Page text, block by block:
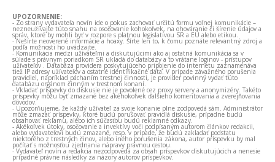
UPOZORNENIE:
- Zo strany vydavateľa novín ide o pokus zachovať určitú formu voľnej komunikácie –
nezneužívajte túto snahu na osočovanie kohokoľvek, na ohováranie či šírenie údajov a
správ, ktoré by mohli byť v rozpore s platnou legislatívou SR a EÚ alebo etikou.
- Nešírte neoverené informácie a hoaxy. Šírte len to, k čomu poznáte relevantný zdroj a
podľa možnosti ho uvádzajte.
- Komunikácia medzi užívateľmi a diskutujúcimi ako aj ostatná komunikácia sa v
súlade s právnym poriadkom SR ukladá do databázy a to vrátane loginov - prístupov
užívateľov . Databáza providera poskytujúceho pripojenie do internetu zaznamenáva
tiež IP adresy užívateľov a ostatné identifikačné dáta. V prípade závažného porušenia
pravidiel, napríklad páchaním trestnej činnosti, je provider povinný vydať túto
databázu orgánom činným v trestnom konaní.
- Vkladať príspevky do diskusie nie je povolené cez proxy servery a anonymizéry. Takéto
príspevky môžu byť zmazané bez akéhokoľvek ďalšieho komentovania a zverejňovania
dôvodov.
- Upozorňujeme, že každý užívateľ za svoje konanie plne zodpovedá sám. Administrátor
môže zmazať príspevky, ktoré budú porušovať pravidlá diskusie, prípadne budú
obsahovať reklamu, alebo ich súčasťou budú reklamné odkazy.
- Akékoľvek útoky, osočovanie a invektívy voči podpísaným autorom článkov redakcii,
alebo vydavateľovi budú zmazané, resp. v prípade, že budú zakladať podstatu
niektorého z trestných činov, alebo iného porušenia zákona, autor príspevku by mal
počítať s možnosťou zjednania nápravy právnou cestou.
- Vydavateľ novín a redakcia nezodpovedá za obsah príspevkov diskutujúcich a nenesie
prípadné právne následky za názory autorov príspevkov.